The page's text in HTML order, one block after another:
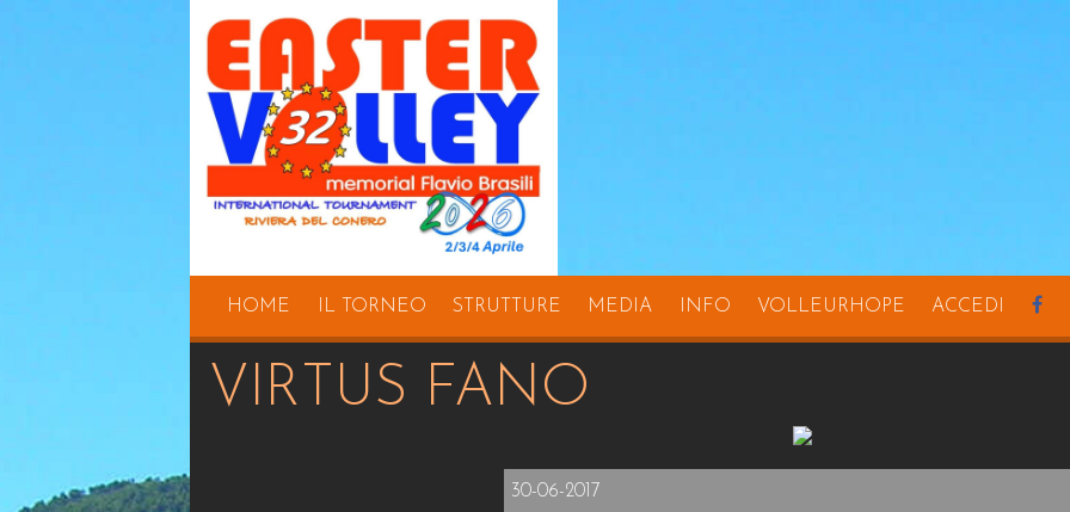
HOME IL TORNEO STRUTTURE MEDIA INFO VOLLEURHOPE ACCEDI
VIRTUS FANO
30-06-2017